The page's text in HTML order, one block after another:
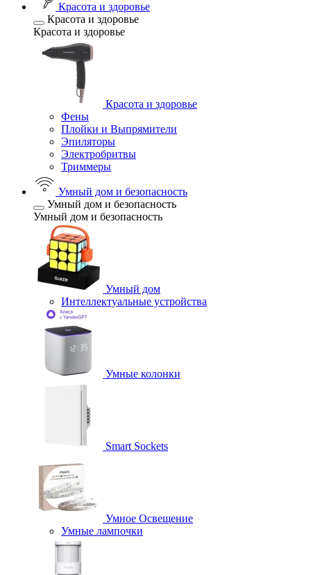
Красота и здоровье
Красота и здоровье
Красота и здоровье
Красота и здоровье
Фены
Плойки и Выпрямители
Эпиляторы
Электробритвы
Триммеры
Умный дом и безопасность
Умный дом и безопасность
Умный дом и безопасность
Умный дом
Интеллектуальные устройства
Умные колонки
Smart Sockets
Умное Освещение
Умные лампочки